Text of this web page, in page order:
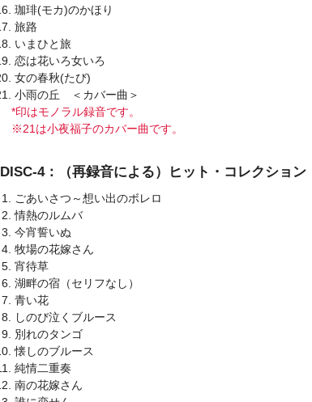
珈琲(モカ)のかほり
旅路
いまひと旅
恋は花いろ女いろ
女の春秋(たび)
小雨の丘 ＜カバー曲＞
*印はモノラル録音です。
※21は小夜福子のカバー曲です。
DISC-4：（再録音による）ヒット・コレクション
ごあいさつ～想い出のボレロ
情熱のルムバ
今宵誓いぬ
牧場の花嫁さん
宵待草
湖畔の宿（セリフなし）
青い花
しのび泣くブルース
別れのタンゴ
懐しのブルース
純情二重奏
南の花嫁さん